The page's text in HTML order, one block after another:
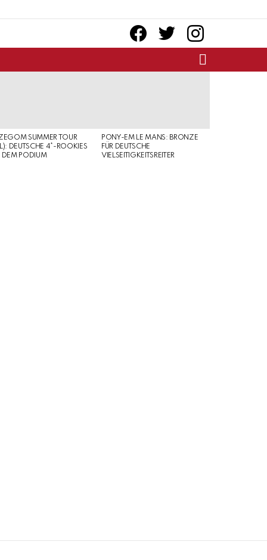
facebooktwitter instagram
SUMMER TOUR
DEUTSCHE 4*-ROOKIES
DEM PODIUM
PONY-EM LE MANS: BRONZE
FÜR DEUTSCHE
VIELSEITIGKEITSREITER